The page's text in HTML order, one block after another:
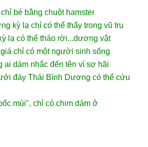
bé bằng chuột hamster
kỳ lạ chỉ có thể thấy trong vũ trụ
lạ có thể tháo rời...dương vật
chỉ có một người sinh sống
ai dám nhắc đến tên vì sợ hãi
đáy Thái Bình Dương có thể cứu
mùi", chỉ có chim dám ở